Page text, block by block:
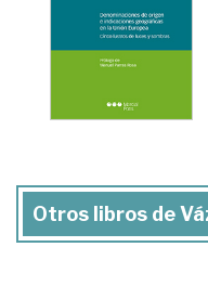
Otros libros de